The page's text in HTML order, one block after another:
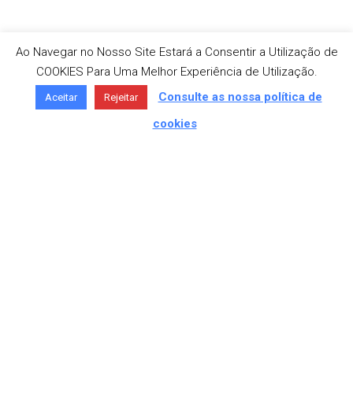
Ao Navegar no Nosso Site Estará a Consentir a Utilização de
COOKIES Para Uma Melhor Experiência de Utilização.
Aceitar Rejeitar
Consulte as nossa política de
cookies